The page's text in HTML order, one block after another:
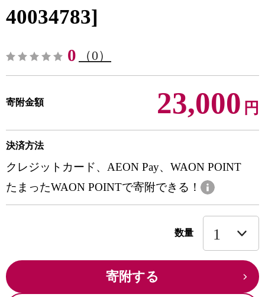
40034783]
0 （0）
寄附金額 23,000 円
決済方法
クレジットカード、AEON Pay、WAON POINT
たまったWAON POINTで寄附できる！
数量
寄附する